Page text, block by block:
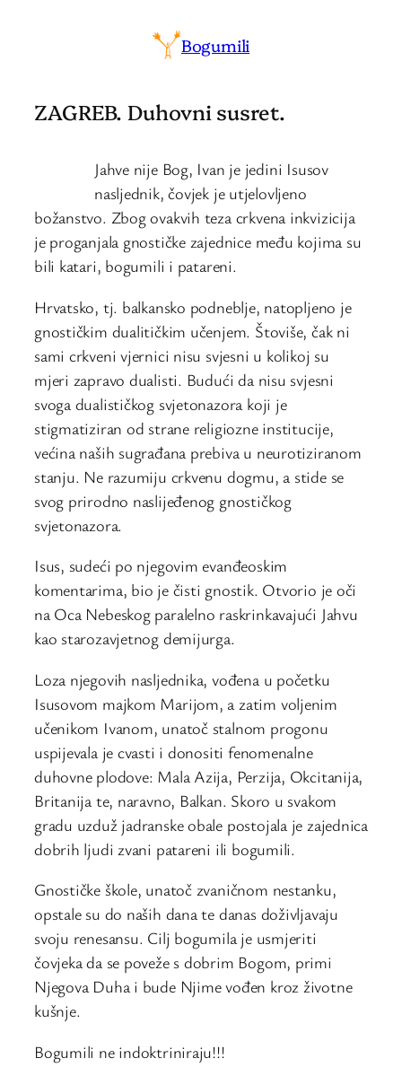
Bogumili
ZAGREB. Duhovni susret.
Jahve nije Bog, Ivan je jedini Isusov
nasljednik, čovjek je utjelovljeno
božanstvo. Zbog ovakvih teza crkvena inkvizicija
je proganjala gnostičke zajednice među kojima su
bili katari, bogumili i patareni.
Hrvatsko, tj. balkansko podneblje, natopljeno je
gnostičkim dualitičkim učenjem. Štoviše, čak ni
sami crkveni vjernici nisu svjesni u kolikoj su
mjeri zapravo dualisti. Budući da nisu svjesni
svoga dualističkog svjetonazora koji je
stigmatiziran od strane religiozne institucije,
većina naših sugrađana prebiva u neurotiziranom
stanju. Ne razumiju crkvenu dogmu, a stide se
svog prirodno naslijeđenog gnostičkog
svjetonazora.
Isus, sudeći po njegovim evanđeoskim
komentarima, bio je čisti gnostik. Otvorio je oči
na Oca Nebeskog paralelno raskrinkavajući Jahvu
kao starozavjetnog demijurga.
Loza njegovih nasljednika, vođena u početku
Isusovom majkom Marijom, a zatim voljenim
učenikom Ivanom, unatoč stalnom progonu
uspijevala je cvasti i donositi fenomenalne
duhovne plodove: Mala Azija, Perzija, Okcitanija,
Britanija te, naravno, Balkan. Skoro u svakom
gradu uzduž jadranske obale postojala je zajednica
dobrih ljudi zvani patareni ili bogumili.
Gnostičke škole, unatoč zvaničnom nestanku,
opstale su do naših dana te danas doživljavaju
svoju renesansu. Cilj bogumila je usmjeriti
čovjeka da se poveže s dobrim Bogom, primi
Njegova Duha i bude Njime vođen kroz životne
kušnje.
Bogumili ne indoktriniraju!!!